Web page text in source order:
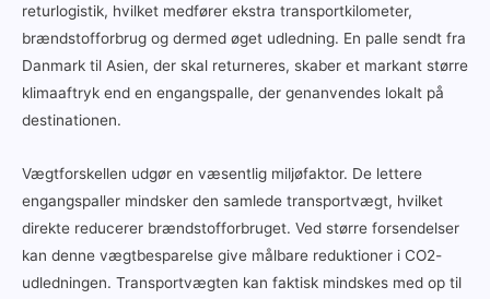
returlogistik, hvilket medfører ekstra transportkilometer,
brændstofforbrug og dermed øget udledning. En palle sendt fra
Danmark til Asien, der skal returneres, skaber et markant større
klimaaftryk end en engangspalle, der genanvendes lokalt på
destinationen.
Vægtforskellen udgør en væsentlig miljøfaktor. De lettere
engangspaller mindsker den samlede transportvægt, hvilket
direkte reducerer brændstofforbruget. Ved større forsendelser
kan denne vægtbesparelse give målbare reduktioner i CO2-
udledningen. Transportvægten kan faktisk mindskes med op til